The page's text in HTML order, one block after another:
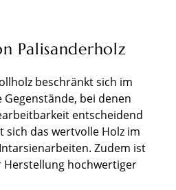
Palisanderholz
beschränkt sich im
bei denen
entscheidend
sich das wertvolle Holz im
Zudem ist
Herstellung hochwertiger